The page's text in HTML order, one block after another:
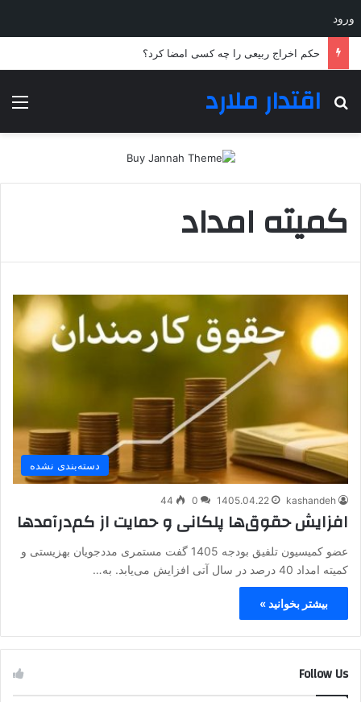
ورود
حکم اخراج ربیعی را چه کسی امضا کرد؟
اقتدار ملارد
جستجو برای
کمیته امداد
دسته‌بندی نشده
kashandeh
1405.04.22
0
44
افزایش حقوق‌ها پلکانی و حمایت از کم‌درآمدها
عضو کمیسیون تلفیق بودجه 1405 گفت مستمری مددجویان بهزیستی و
کمیته امداد 40 درصد در سال آتی افزایش می‌یابد. به…
بیشتر بخوانید »
Follow Us